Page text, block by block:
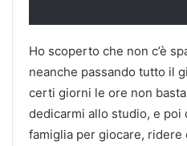
Ho scoperto che non c’è
neanche passando tutto il
certi giorni le ore non
dedicarmi allo studio, e poi
famiglia per giocare, ridere